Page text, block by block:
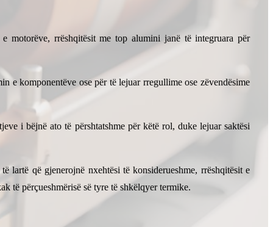
motorëve, rrëshqitësit me top alumini janë të integruara për
e komponentëve ose për të lejuar rregullime ose zëvendësime
i bëjnë ato të përshtatshme për këtë rol, duke lejuar saktësi
lartë që gjenerojnë nxehtësi të konsiderueshme, rrëshqitësit e
të përçueshmërisë së tyre të shkëlqyer termike.